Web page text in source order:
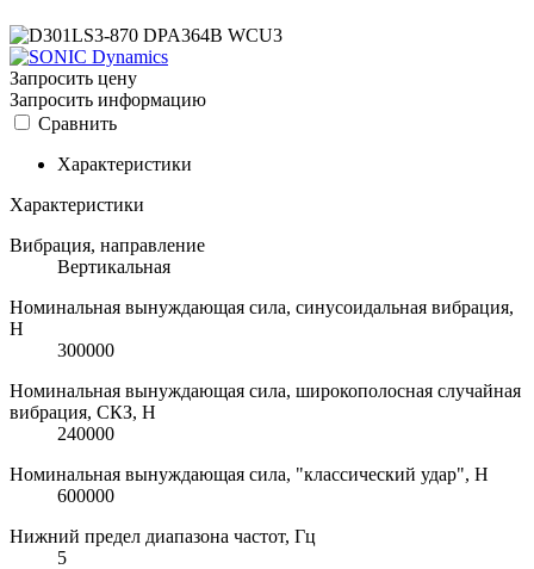
Запросить цену
Запросить информацию
Сравнить
Характеристики
Характеристики
Вибрация, направление
Вертикальная
Номинальная вынуждающая сила, синусоидальная вибрация,
H
300000
Номинальная вынуждающая сила, широкополосная случайная
вибрация, СКЗ, H
240000
Номинальная вынуждающая сила, "классический удар", H
600000
Нижний предел диапазона частот, Гц
5